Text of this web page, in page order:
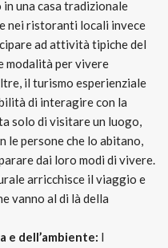
una casa tradizionale
nei ristoranti locali invece
ad attività tipiche del
modalità per vivere
il turismo esperienziale
di interagire con la
solo di visitare un luogo,
le persone che lo abitano,
dai loro modi di vivere.
arricchisce il viaggio e
vanno al di là della
e dell’ambiente: I